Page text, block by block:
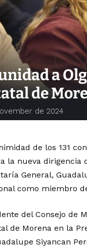
a
de
de 2024
de los 131
la nueva
General,
como miembro
del Consejo de
de Morena en la
Siyancan